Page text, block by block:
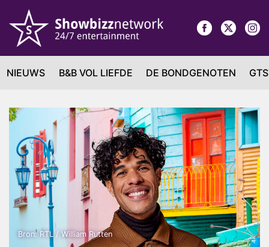
NIEUWS B&B VOL LIEFDE DE BONDGENOTEN
Bron: RTL / William Rutten